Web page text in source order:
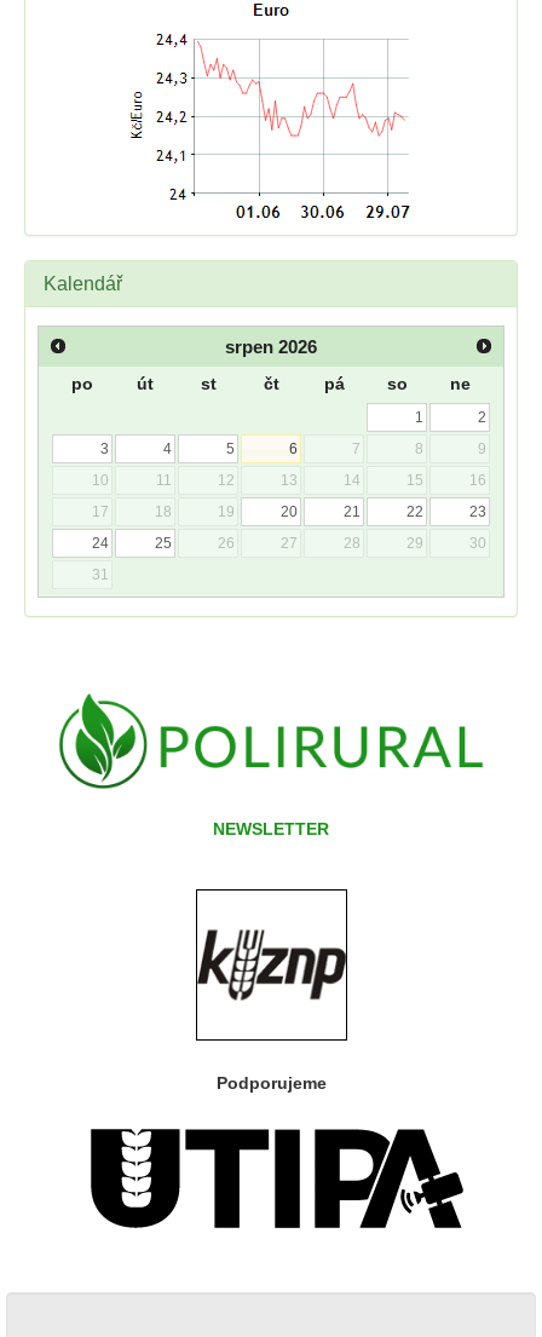
Kalendář
srpen 2026
po út st čt pá so ne
1
2
3
4 5 6 7 8
9
10
11 12 13 14 15
16
17
18 19 20 21 22
23
24
25 26 27 28 29
30
31
NEWSLETTER
Podporujeme